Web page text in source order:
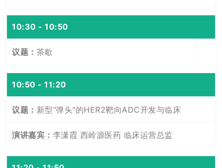
10:30 - 10:50
茶歇
10:50 - 11:20
新型"弹头"的HER2靶向ADC开发与临床
李潇霞 西岭源医药 临床运营总监